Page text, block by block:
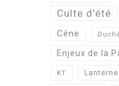
Culte d'été
Cène
Enjeux de la
KT